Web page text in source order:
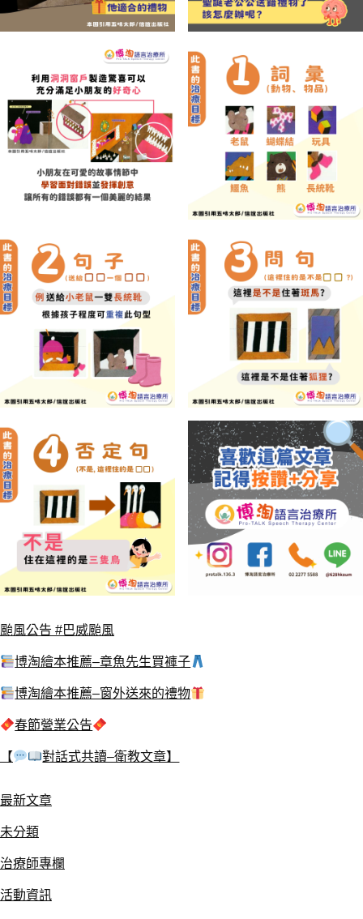
颱風公告 #巴威颱風
博淘繪本推薦–章魚先生買褲子
博淘繪本推薦–窗外送來的禮物
春節營業公告
【 對話式共讀–衛教文章】
最新文章
未分類
治療師專欄
活動資訊